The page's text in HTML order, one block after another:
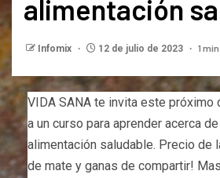
alimentación
Infomix 12 de julio de 2023 1
VIDA SANA te invita este próximo
a un curso para aprender acerca
alimentación saludable. Precio de
de mate y ganas de compartir!